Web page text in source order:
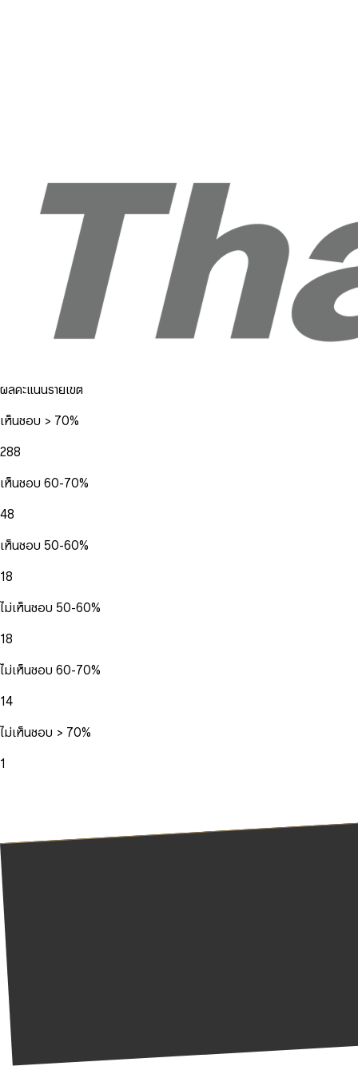
ผลคะแนนรายเขต
เห็นชอบ > 70%
288
เห็นชอบ 60-70%
48
เห็นชอบ 50-60%
18
ไม่เห็นชอบ 50-60%
18
ไม่เห็นชอบ 60-70%
14
ไม่เห็นชอบ > 70%
1